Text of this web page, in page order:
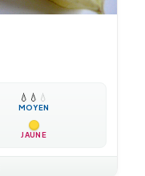
💧 💧 💧
MOYEN
JAUNE